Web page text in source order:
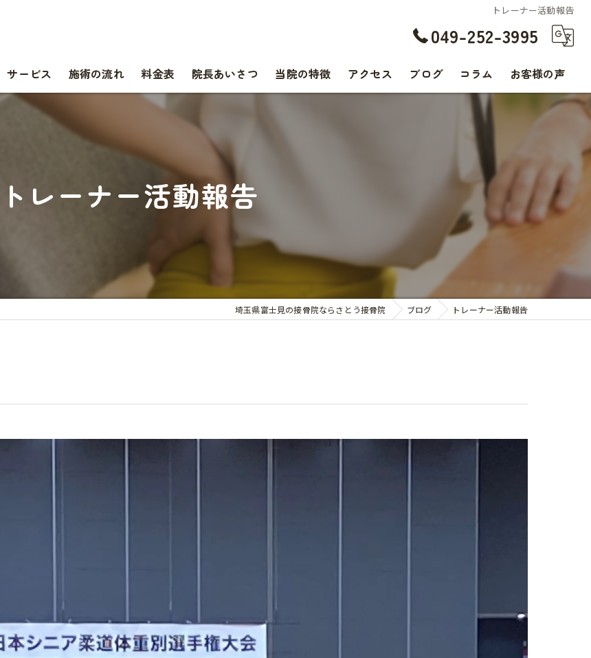
トレーナー活動報告
049-252-3995
サービス 施術の流れ 料金表 院長あいさつ 当院の特徴
スポーツ
アクセス ブログ コラム お客様の声
トレーナー活動報告
埼玉県富士見の接骨院ならさとう接骨院 ブログ トレーナー活動報告